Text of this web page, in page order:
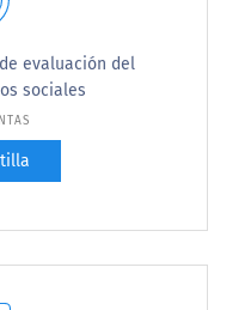
evaluación del
sociales